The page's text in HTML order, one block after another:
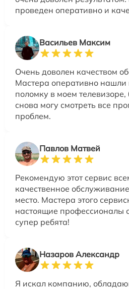
проведен оперативно и
Васильев Максим
Очень доволен качеством
Мастера оперативно нашли
поломку в моем
снова могу смотреть все
проблем.
Павлов Матвей
Рекомендую этот сервис
качественное
место. Мастера этого
настоящие профессионалы
супер ребята!
Назаров Александр
Я искал компанию,